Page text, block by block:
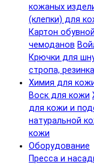
кожаных
(клепки) для
Картон
чемоданов
Крючки для
стропа, резинка
Химия для
Воск для кожи
для кожи и
натуральной
кожи
Оборудование
Пресса и